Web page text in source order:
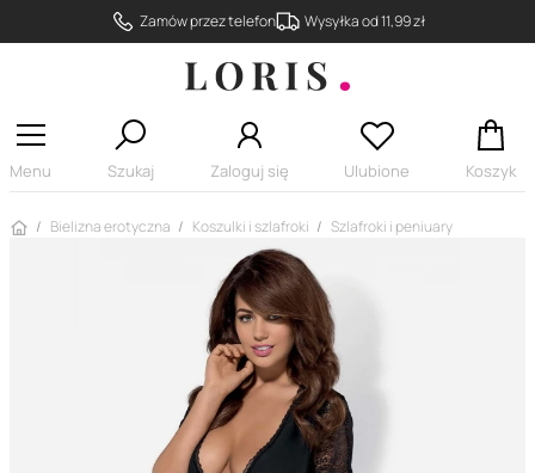
Zamów przez telefon Wysyłka od 11,99 zł
Menu Szukaj Zaloguj się Ulubione Koszyk
Strona główna
Bielizna erotyczna Koszulki i szlafroki Szlafroki i peniuary